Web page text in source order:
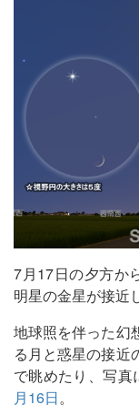
7月17日の夕方か
明星の金星が接近
地球照を伴った幻
る月と惑星の接近
で眺めたり、写真
月16日。